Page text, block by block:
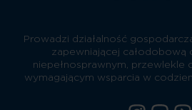
Prowadzi działalność
zapewniającej
niepełnosprawnym, przewlekle
wymagającym wsparcia w